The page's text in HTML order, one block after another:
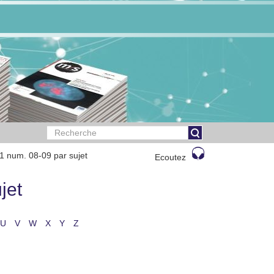
num. 08-09 par sujet Ecoutez
U V W X Y Z